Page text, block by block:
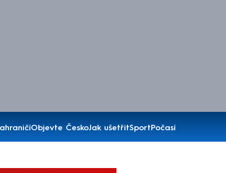
Objevte ČeskoJak ušetřitSportPočasí